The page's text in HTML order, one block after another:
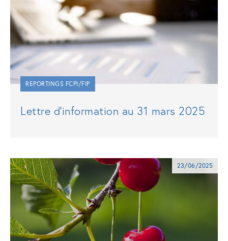
REPORTINGS FCPI/FIP
Lettre d’information au 31 mars 2025
23/06/2025